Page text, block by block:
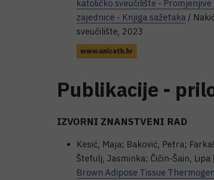
katoličko sveučilište -
zajednice - Knjiga sažetaka /
sveučilište, 2023
www.unicath.hr
Publikacije -
IZVORNI ZNANSTVENI RAD
Kesić, Maja; Baković, Petra;
Štefulj, Jasminka; Čičin-Šain, Lipa |
Brown Adipose Tissue